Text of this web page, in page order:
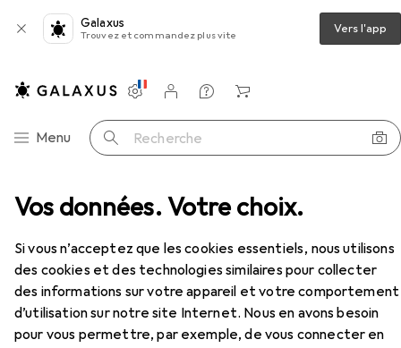
Vos données. Votre choix.
Si vous n’acceptez que les cookies essentiels, nous utilisons
des cookies et des technologies similaires pour collecter
des informations sur votre appareil et votre comportement
d’utilisation sur notre site Internet. Nous en avons besoin
pour vous permettre, par exemple, de vous connecter en
Galaxus
Trouvez et commandez plus vite Vers l'app
Navigation par catégorie
Menu Recherche
Paramètres
Compte client
Listes de comparaison
Listes d'envies
Panier
vélo Antivol pour vélo Abus Ivera 7210
EUR
71,41
AbusIvera 7210
110 cm